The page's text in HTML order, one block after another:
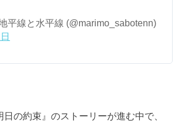
平線と水平線 (@marimo_sabotenn)
の約束』のストーリーが進む中で、